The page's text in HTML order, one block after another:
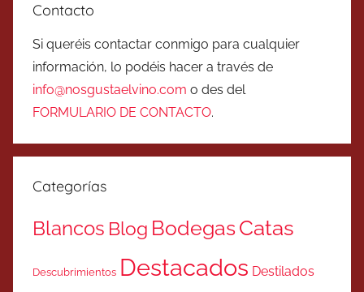
Contacto
Si queréis contactar conmigo para cualquier
información, lo podéis hacer a través de
info@nosgustaelvino.com o des del
FORMULARIO DE CONTACTO.
Categorías
Blancos Blog BodegasCatas
Descubrimientos Destacados Destilados